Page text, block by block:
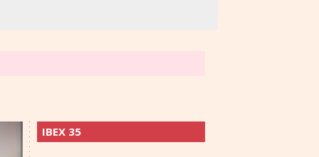
IBEX 35